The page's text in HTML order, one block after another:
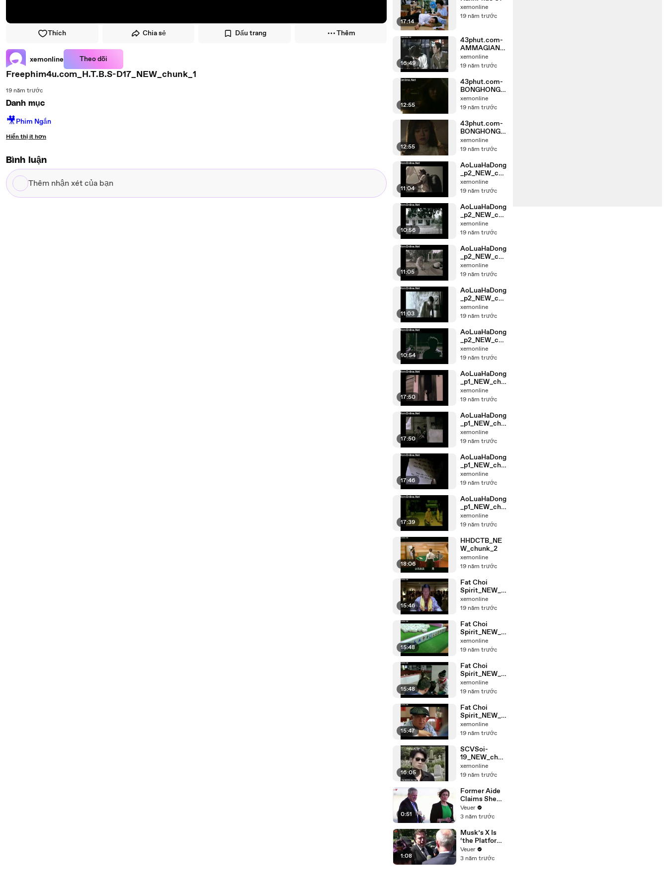
Thích Chia sẻ Dấu trang Thêm
xemonline Theo dõi
Freephim4u.com_H.T.B.S-D17_NEW_chunk_1
19 năm trước
Danh mục
🎥Phim Ngắn
Hiển thị ít hơn
Bình luận
Thêm
nhận
17:14
xemonline
19 năm trước
16:49
43phut.com-
AMMAGIANG
HO_NEW_chu
nk_2
xemonline
19 năm trước
12:55
43phut.com-
BONGHONGA
I-
2_chunk_1_NE
xemonline
19 năm trước
12:55
43phut.com-
BONGHONGA
I-2_chunk_7
xemonline
19 năm trước
11:04
AoLuaHaDong
_p2_NEW_chu
nk_5
xemonline
19 năm trước
10:56
AoLuaHaDong
_p2_NEW_chu
nk_2
xemonline
19 năm trước
11:05
AoLuaHaDong
_p2_NEW_chu
nk_3
xemonline
19 năm trước
11:03
AoLuaHaDong
_p2_NEW_chu
nk_4
xemonline
19 năm trước
10:54
AoLuaHaDong
_p2_NEW_chu
nk_1
xemonline
19 năm trước
17:50
AoLuaHaDong
_p1_NEW_chu
nk_4
xemonline
19 năm trước
17:50
AoLuaHaDong
_p1_NEW_chu
nk_3
xemonline
19 năm trước
17:46
AoLuaHaDong
_p1_NEW_chu
nk_5
xemonline
19 năm trước
17:39
AoLuaHaDong
_p1_NEW_chu
nk_1
xemonline
19 năm trước
18:06
HHDCTB_NE
W_chunk_2
xemonline
19 năm trước
15:46
Fat Choi
Spirit_NEW_c
hunk_6
xemonline
19 năm trước
15:48
Fat Choi
Spirit_NEW_c
hunk_4
xemonline
19 năm trước
15:48
Fat Choi
Spirit_NEW_c
hunk_2
xemonline
19 năm trước
15:47
Fat Choi
Spirit_NEW_c
hunk_3
xemonline
19 năm trước
16:05
SCVSoi-
19_NEW_chun
k_4
xemonline
19 năm trước
0:51
Former Aide
Claims She
Was Asked to
Make a ‘Hit
Trump
Veuer
3 năm trước
1:08
Musk’s X Is
‘the Platform
With the
Largest Ratio
Veuer
3 năm trước